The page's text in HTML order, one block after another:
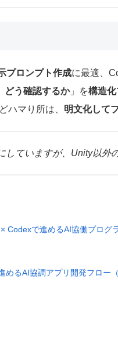
プロンプト作成に最適、
どう確認するか」を構造
ハマり所は、 明文化して
していますが、Unity以外
Codexで進めるAI協働プログ
めるAI協調アプリ開発フロー